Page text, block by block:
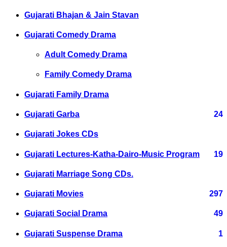
Gujarati Bhajan & Jain Stavan
Gujarati Comedy Drama
Adult Comedy Drama
Family Comedy Drama
Gujarati Family Drama
Gujarati Garba 24
Gujarati Jokes CDs
Gujarati Lectures-Katha-Dairo-Music Program 19
Gujarati Marriage Song CDs.
Gujarati Movies 297
Gujarati Social Drama 49
Gujarati Suspense Drama 1